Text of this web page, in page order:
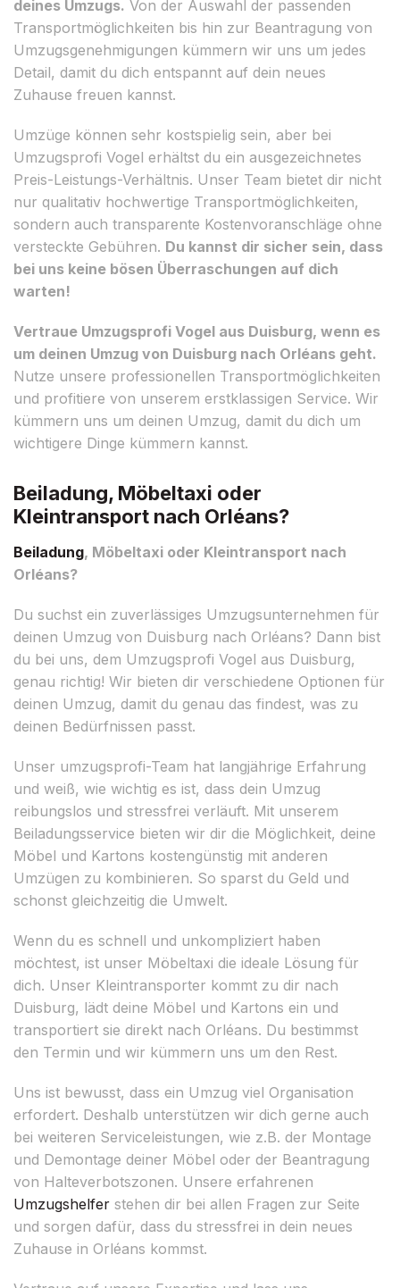
deines Umzugs. Von der Auswahl der passenden
Transportmöglichkeiten bis hin zur Beantragung von
Umzugsgenehmigungen kümmern wir uns um jedes
Detail, damit du dich entspannt auf dein neues
Zuhause freuen kannst.
Umzüge können sehr kostspielig sein, aber bei
Umzugsprofi Vogel erhältst du ein ausgezeichnetes
Preis-Leistungs-Verhältnis. Unser Team bietet dir nicht
nur qualitativ hochwertige Transportmöglichkeiten,
sondern auch transparente Kostenvoranschläge ohne
versteckte Gebühren. Du kannst dir sicher sein, dass
bei uns keine bösen Überraschungen auf dich
warten!
Vertraue Umzugsprofi Vogel aus Duisburg, wenn es
um deinen Umzug von Duisburg nach Orléans geht.
Nutze unsere professionellen Transportmöglichkeiten
und profitiere von unserem erstklassigen Service. Wir
kümmern uns um deinen Umzug, damit du dich um
wichtigere Dinge kümmern kannst.
Beiladung, Möbeltaxi oder
Kleintransport nach Orléans?
Beiladung, Möbeltaxi oder Kleintransport nach
Orléans?
Du suchst ein zuverlässiges Umzugsunternehmen für
deinen Umzug von Duisburg nach Orléans? Dann bist
du bei uns, dem Umzugsprofi Vogel aus Duisburg,
genau richtig! Wir bieten dir verschiedene Optionen für
deinen Umzug, damit du genau das findest, was zu
deinen Bedürfnissen passt.
Unser umzugsprofi-Team hat langjährige Erfahrung
und weiß, wie wichtig es ist, dass dein Umzug
reibungslos und stressfrei verläuft. Mit unserem
Beiladungsservice bieten wir dir die Möglichkeit, deine
Möbel und Kartons kostengünstig mit anderen
Umzügen zu kombinieren. So sparst du Geld und
schonst gleichzeitig die Umwelt.
Wenn du es schnell und unkompliziert haben
möchtest, ist unser Möbeltaxi die ideale Lösung für
dich. Unser Kleintransporter kommt zu dir nach
Duisburg, lädt deine Möbel und Kartons ein und
transportiert sie direkt nach Orléans. Du bestimmst
den Termin und wir kümmern uns um den Rest.
Uns ist bewusst, dass ein Umzug viel Organisation
erfordert. Deshalb unterstützen wir dich gerne auch
bei weiteren Serviceleistungen, wie z.B. der Montage
und Demontage deiner Möbel oder der Beantragung
von Halteverbotszonen. Unsere erfahrenen
Umzugshelfer stehen dir bei allen Fragen zur Seite
und sorgen dafür, dass du stressfrei in dein neues
Zuhause in Orléans kommst.